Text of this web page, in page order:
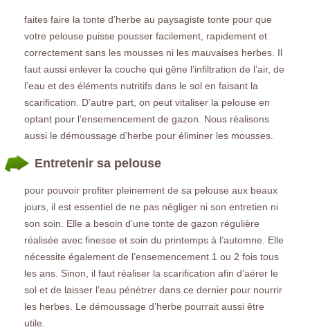
faites faire la tonte d’herbe au paysagiste tonte pour que
votre pelouse puisse pousser facilement, rapidement et
correctement sans les mousses ni les mauvaises herbes. Il
faut aussi enlever la couche qui gêne l’infiltration de l’air, de
l’eau et des éléments nutritifs dans le sol en faisant la
scarification. D’autre part, on peut vitaliser la pelouse en
optant pour l’ensemencement de gazon. Nous réalisons
aussi le démoussage d’herbe pour éliminer les mousses.
Entretenir sa pelouse
pour pouvoir profiter pleinement de sa pelouse aux beaux
jours, il est essentiel de ne pas négliger ni son entretien ni
son soin. Elle a besoin d’une tonte de gazon régulière
réalisée avec finesse et soin du printemps à l’automne. Elle
nécessite également de l’ensemencement 1 ou 2 fois tous
les ans. Sinon, il faut réaliser la scarification afin d’aérer le
sol et de laisser l’eau pénétrer dans ce dernier pour nourrir
les herbes. Le démoussage d’herbe pourrait aussi être
utile.